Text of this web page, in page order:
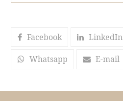
Facebook LinkedIn
Whatsapp E-mail